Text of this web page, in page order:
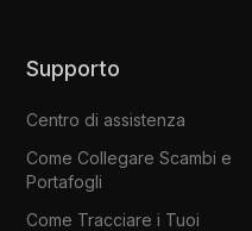
Supporto
Centro di assistenza
Come Collegare Scambi e
Portafogli
Come Tracciare i Tuoi